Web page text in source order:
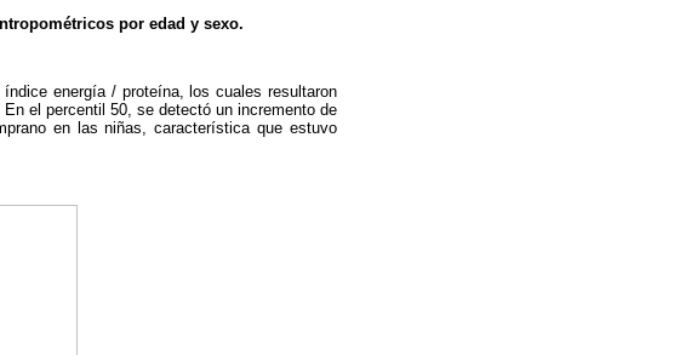
por edad y sexo.
energía / proteína, los cuales resultaron
el percentil 50, se detectó un incremento de
en las niñas, característica que estuvo